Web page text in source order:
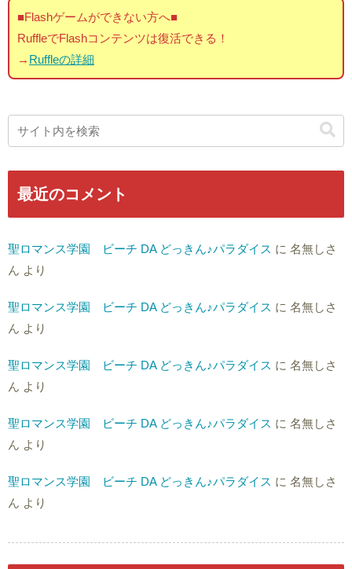
■Flashゲームができない方へ■
RuffleでFlashコンテンツは復活できる！
→ Ruffleの詳細
最近のコメント
聖ロマンス学園 ビーチ DA どっきん♪パラダイス に 名無しさ
ん より
聖ロマンス学園 ビーチ DA どっきん♪パラダイス に 名無しさ
ん より
聖ロマンス学園 ビーチ DA どっきん♪パラダイス に 名無しさ
ん より
聖ロマンス学園 ビーチ DA どっきん♪パラダイス に 名無しさ
ん より
聖ロマンス学園 ビーチ DA どっきん♪パラダイス に 名無しさ
ん より